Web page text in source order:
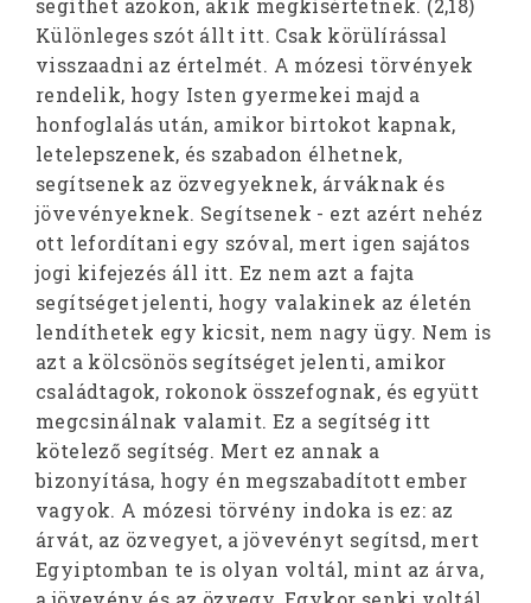
Különleges szót állt itt. Csak körülírással
visszaadni az értelmét. A mózesi törvények
rendelik, hogy Isten gyermekei majd a
honfoglalás után, amikor birtokot kapnak,
letelepszenek, és szabadon élhetnek,
segítsenek az özvegyeknek, árváknak és
jövevényeknek. Segítsenek - ezt azért nehéz
ott lefordítani egy szóval, mert igen sajátos
jogi kifejezés áll itt. Ez nem azt a fajta
segítséget jelenti, hogy valakinek az életén
lendíthetek egy kicsit, nem nagy ügy. Nem is
azt a kölcsönös segítséget jelenti, amikor
családtagok, rokonok összefognak, és együtt
megcsinálnak valamit. Ez a segítség itt
kötelező segítség. Mert ez annak a
bizonyítása, hogy én megszabadított ember
vagyok. A mózesi törvény indoka is ez: az
árvát, az özvegyet, a jövevényt segítsd, mert
Egyiptomban te is olyan voltál, mint az árva,